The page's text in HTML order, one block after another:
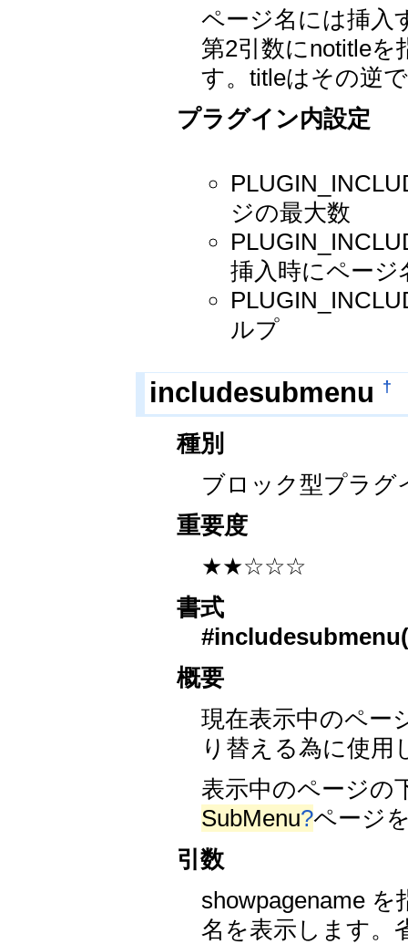
ページ名には挿入
第2引数にnotitle
す。titleはその逆
プラグイン内設定
ジの最大数
挿入時にペー
ルプ
includesubmenu †
種別
ブロック型プラグ
重要度
★★☆☆☆
書式
概要
現在表示中のペー
り替える為に使用
表示中のページの
SubMenu?ページ
引数
showpagename
名を表示します。